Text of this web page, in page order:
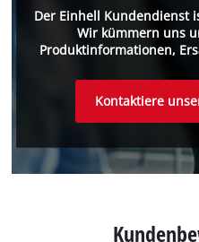
Der Einhell Kundendienst
Wir kümmern uns
Produktinformationen,
Kontaktiere